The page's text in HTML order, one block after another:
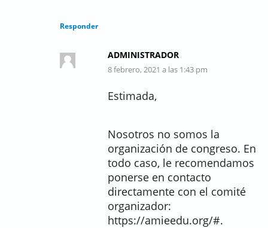
Responder
ADMINISTRADOR
8 febrero, 2021 a las 1:43 pm
Estimada,
Nosotros no somos la
organización de congreso. En
todo caso, le recomendamos
ponerse en contacto
directamente con el comité
organizador:
https://amieedu.org/#.